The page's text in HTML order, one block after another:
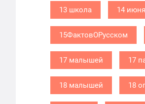
13 школа 14 июня
15ФактовОРусском
17 малышей 17
18 малышей 18